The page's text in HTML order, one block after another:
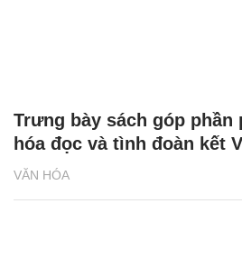
VĂN HÓA
Trưng bày sách góp phần
hóa đọc và tình đoàn kết